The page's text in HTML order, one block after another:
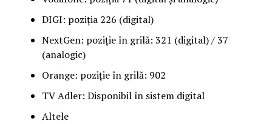
DIGI: poziția 226 (digital)
NextGen: poziție în grilă: 321 (digital) / 37
(analogic)
Orange: poziție în grilă: 902
TV Adler: Disponibil în sistem digital
Altele